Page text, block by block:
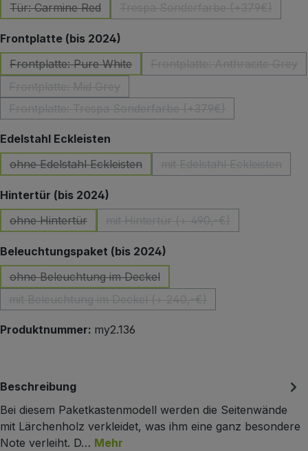
Tür: Carmine Red
(Diese Option ist zurzeit nicht verfügbar.)
Frontplatte (bis 2024)
Frontplatte: Pure White
(Diese Option ist zurzeit nicht verfügbar.)
(Diese Option ist zurzeit nicht verfügbar.)
(Diese Option ist zurzeit nicht verfügbar.)
Edelstahl Eckleisten
ohne Edelstahl Eckleisten
(Diese Option ist zurzeit nicht verfügbar.)
Hintertür (bis 2024)
ohne Hintertür
(Diese Option ist zurzeit nicht verfügbar.)
Beleuchtungspaket (bis 2024)
ohne Beleuchtung im Deckel
(Diese Option ist zurzeit nicht verfügbar.)
(Diese Option ist zurzeit nicht verfügbar.)
Produktnummer: my2.136
Beschreibung
Bei diesem Paketkastenmodell werden die Seitenwände
mit Lärchenholz verkleidet, was ihm eine ganz besondere
Note verleiht. D… Mehr